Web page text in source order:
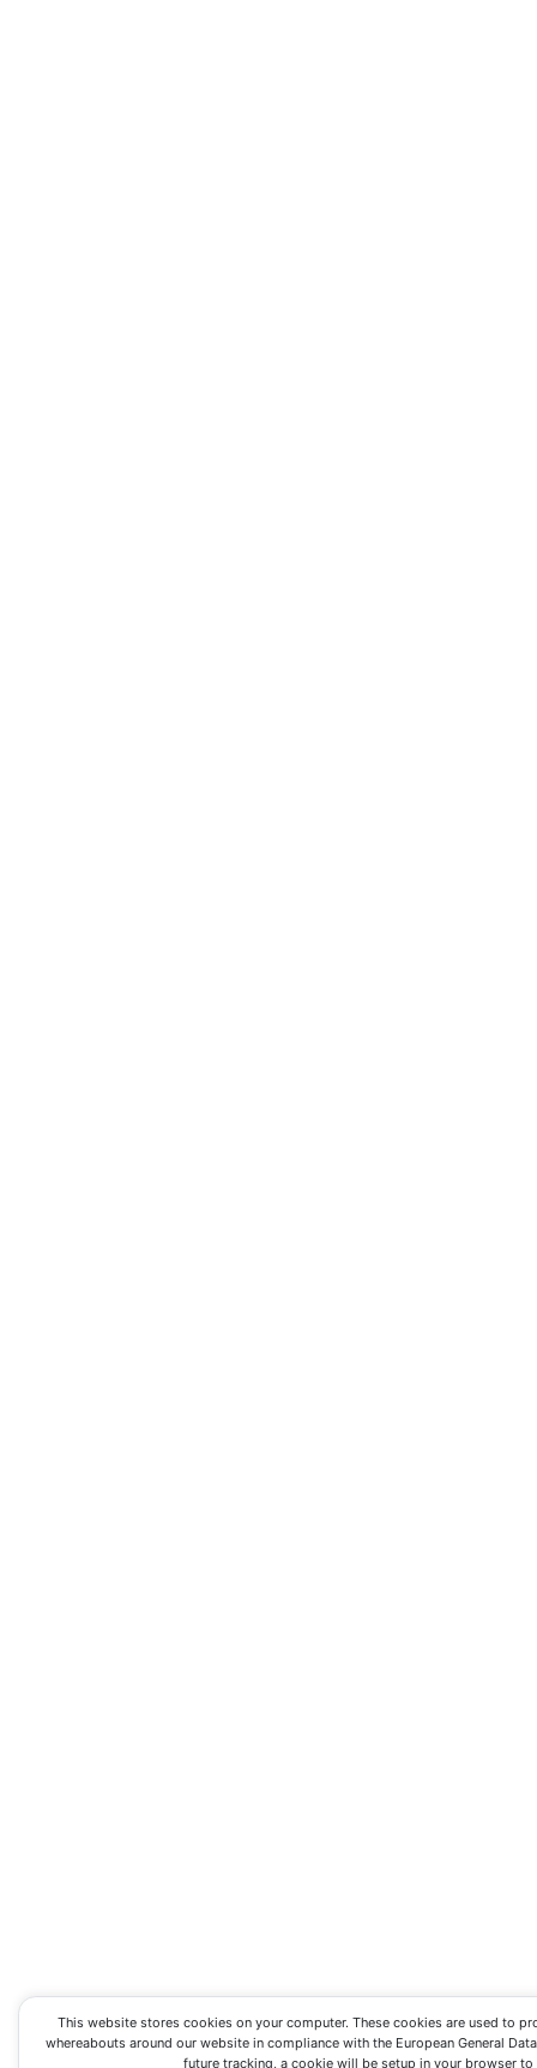
This website stores cookies on your computer. These cookies are used to
whereabouts around our website in compliance with the European General
future tracking, a cookie will be setup in your browser